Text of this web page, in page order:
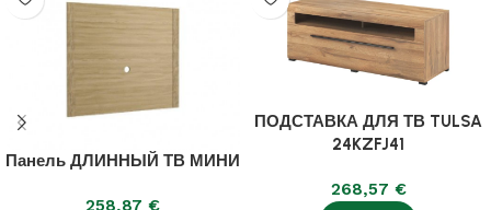
Панель ДЛИННЫЙ ТВ МИНИ
258,87 €
ПОДСТАВКА ДЛЯ ТВ TULSA
24KZFJ41
268,57 €